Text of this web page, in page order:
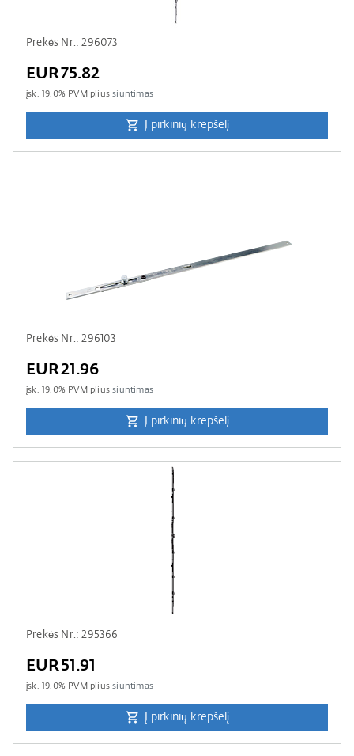
Prekės Nr.: 296073
EUR75.82
įsk. 19.0% PVM pliussiuntimas
Į pirkinių krepšelį
Prekės Nr.: 296103
EUR21.96
įsk. 19.0% PVM pliussiuntimas
Į pirkinių krepšelį
Prekės Nr.: 295366
EUR51.91
įsk. 19.0% PVM pliussiuntimas
Į pirkinių krepšelį